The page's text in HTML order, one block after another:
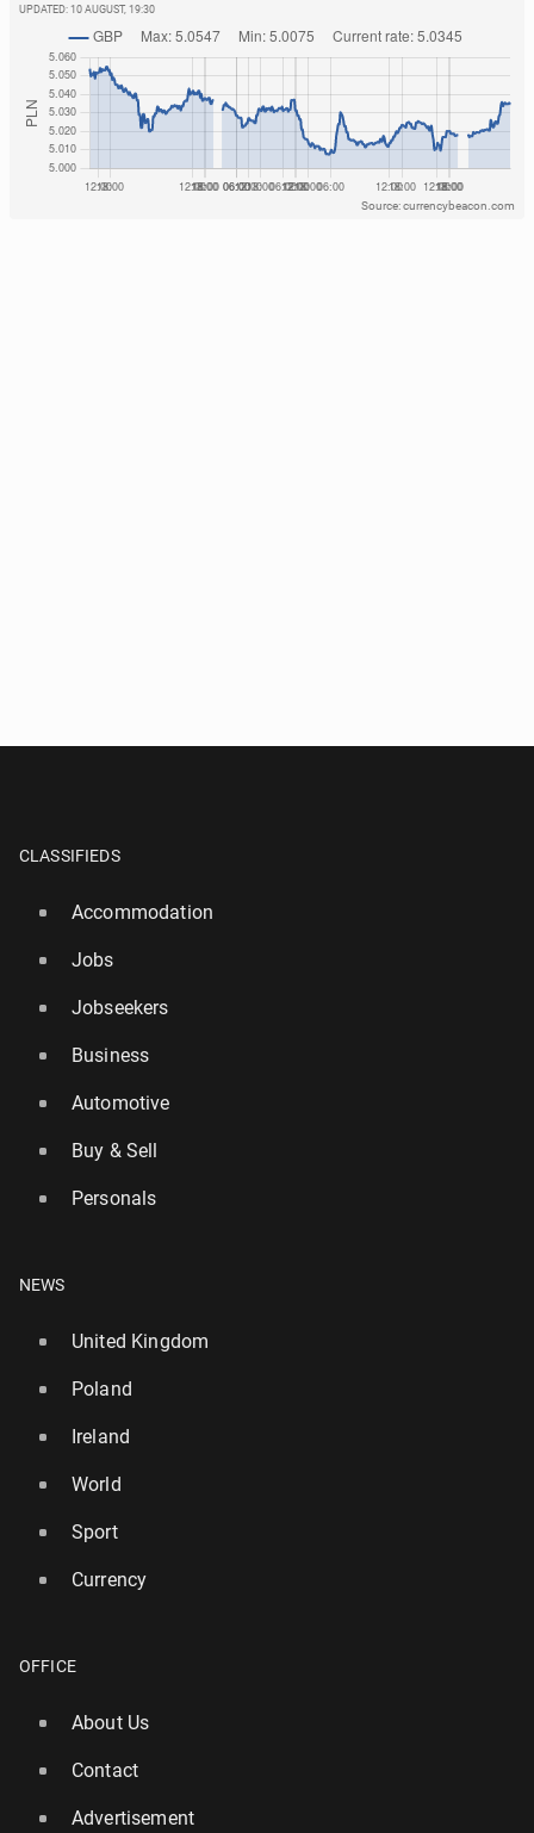
UPDATED: 10 AUGUST, 19:30
Source: currencybeacon.com
CLASSIFIEDS
Accommodation
Jobs
Jobseekers
Business
Automotive
Buy & Sell
Personals
NEWS
United Kingdom
Poland
Ireland
World
Sport
Currency
OFFICE
About Us
Contact
Advertisement